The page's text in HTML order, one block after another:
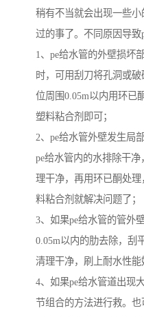
稍有不当就会出现一些
过的事了。不同原因导致
1、pe给水管的外壁损坏
时，可用刮刀将孔洞或
位周围0.05m以内用环已
塑料粘合剂即可；
2、pe给水管外壁发生局
pe给水管内的水排除干
理干净，再用环已酮处
料粘合剂就解决问题了；
3、如果pe给水管的管外
0.05m以内的肋去除，刮
清理干净，刷上耐水性能
4、如果pe给水管道出现
节组合的方法进行救。